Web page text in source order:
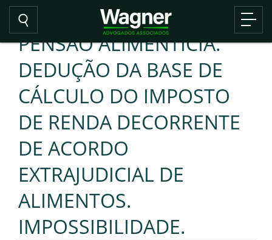
PENSÃO ALIMENTÍCIA.
DEDUÇÃO DA BASE DE
CÁLCULO DO IMPOSTO
DE RENDA DECORRENTE
DE ACORDO
EXTRAJUDICIAL DE
ALIMENTOS.
IMPOSSIBILIDADE.